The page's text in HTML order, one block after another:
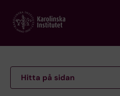
main
Hitta på sidan